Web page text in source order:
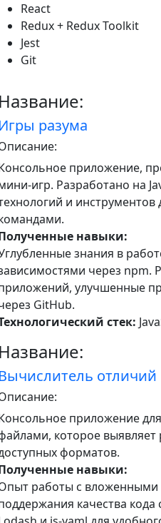
React
Redux + Redux Toolkit
Jest
Git
Название:
Игры разума
приложение,
игр. Разработано на
и
навыки:
знания в
через npm.
улучшенные
GitHub.
стек:
Название:
Вычислитель отличий
приложение
которое выявляет
форматов.
навыки:
работы с вложенными
качества кода